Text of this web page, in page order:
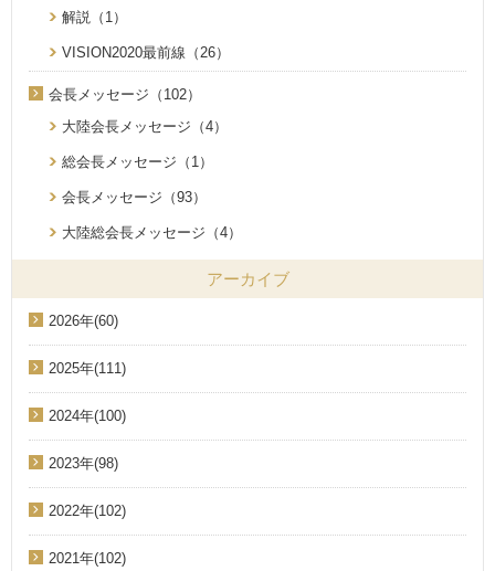
解説（1）
VISION2020最前線（26）
会長メッセージ（102）
大陸会長メッセージ（4）
総会長メッセージ（1）
会長メッセージ（93）
大陸総会長メッセージ（4）
アーカイブ
2026年(60)
2025年(111)
2024年(100)
2023年(98)
2022年(102)
2021年(102)